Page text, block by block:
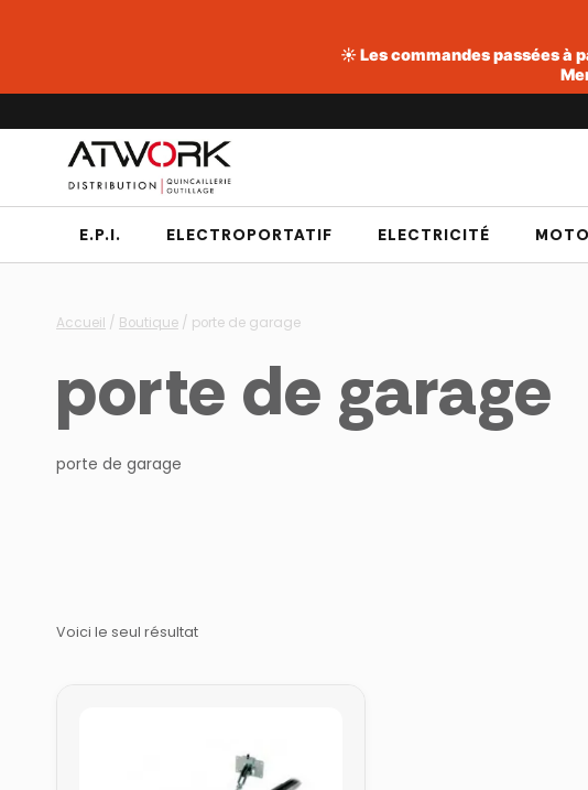
☀️ Les commandes passées à
au
E.P.I. ELECTROPORTATIF ELECTRICITÉ
Accueil / Boutique / porte de garage
porte de garage
porte de garage
Voici le seul résultat